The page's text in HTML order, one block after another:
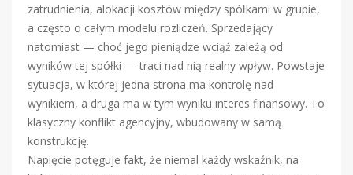
zatrudnienia, alokacji kosztów między spółkami w grupie,
a często o całym modelu rozliczeń. Sprzedający
natomiast — choć jego pieniądze wciąż zależą od
wyników tej spółki — traci nad nią realny wpływ. Powstaje
sytuacja, w której jedna strona ma kontrolę nad
wynikiem, a druga ma w tym wyniku interes finansowy. To
klasyczny konflikt agencyjny, wbudowany w samą
konstrukcję.
Napięcie potęguje fakt, że niemal każdy wskaźnik, na